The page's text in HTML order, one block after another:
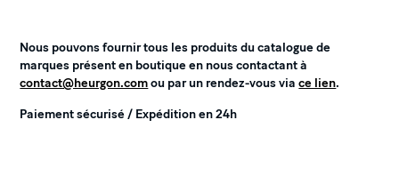
Nous pouvons fournir tous les produits du catalogue de
marques présent en boutique en nous contactant à
contact@heurgon.comou par un rendez-vous viace lien.
Paiement sécurisé / Expédition en 24h